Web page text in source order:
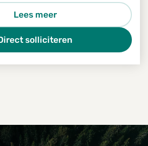
Engineering iets voor jou.
Lees meer
solliciteren